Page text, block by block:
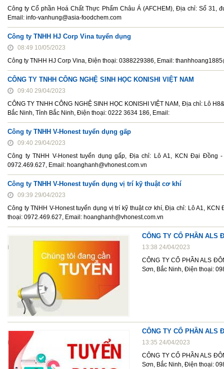
Công ty Cổ phần Hoá Chất Thực Phẩm Châu Á (AFCHEM), Địa chỉ: Số 31,
Email: info-vanhung@asia-foodchem.com
Công ty TNHH HJ Corp Vina tuyển dụng
08:49 10/05/2023
Công ty TNHH HJ Corp Vina, Điện thoại: 0388229386, Email:
CÔNG TY TNHH CÔNG NGHỆ SINH HỌC KONISHI VIỆT NAM
09:40 29/04/2023
CÔNG TY TNHH CÔNG NGHỆ SINH HỌC KONISHI VIỆT NAM, Địa chỉ: Lô
Bắc Ninh, Tỉnh Bắc Ninh, Điện thoại: 0222 3634 186, Email:
Công ty TNHH V-Honest tuyển dụng gấp
09:40 29/04/2023
Công ty TNHH V-Honest tuyển dụng gấp, Địa chỉ: Lô A1, KCN Đại
0972.469.627, Email: hoanghanh@vhonest.com.vn
Công ty TNHH V-Honest tuyển dụng vị trí kỹ thuật cơ khí
09:39 29/04/2023
Công ty TNHH V-Honest tuyển dụng vị trí kỹ thuật cơ khí, Địa chỉ: Lô A1,
thoại: 0972.469.627, Email: hoanghanh@vhonest.com.vn
CÔNG TY CỔ PHẦN ALS
13:38 24/04/2023
CÔNG TY CỔ PHẦN ALS
Sơn, Bắc Ninh, Điện thoại:
CÔNG TY CỔ PHẦN ALS
13:35 24/04/2023
CÔNG TY CỔ PHẦN ALS
Sơn, Bắc Ninh, Điện thoại: